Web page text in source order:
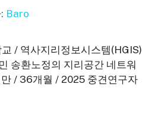
Baro
/ 역사지리정보시스템(HGIS)
송환노정의 지리공간 네트워
/ 36개월 / 2025 중견연구자